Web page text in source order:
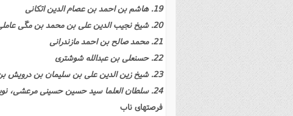
19. هاشم بن احمد بن عصام الدین اتکانى
20. شیخ نجیب الدین على بن محمد بن مکّى عاملى جیبلى جبعى
21. محمد صالح بن احمد مازندرانى
22. حسنعلى بن عبدالله شوشترى
23. شیخ زین الدین على بن سلیمان بن درویش بن حاتم قدمى بحرانى
24. سلطان العلما سید حسین حسینى مرعشى، نویسنده حاشیه بر روضه و حاشیه بر معالم
فرصتهاى ناب